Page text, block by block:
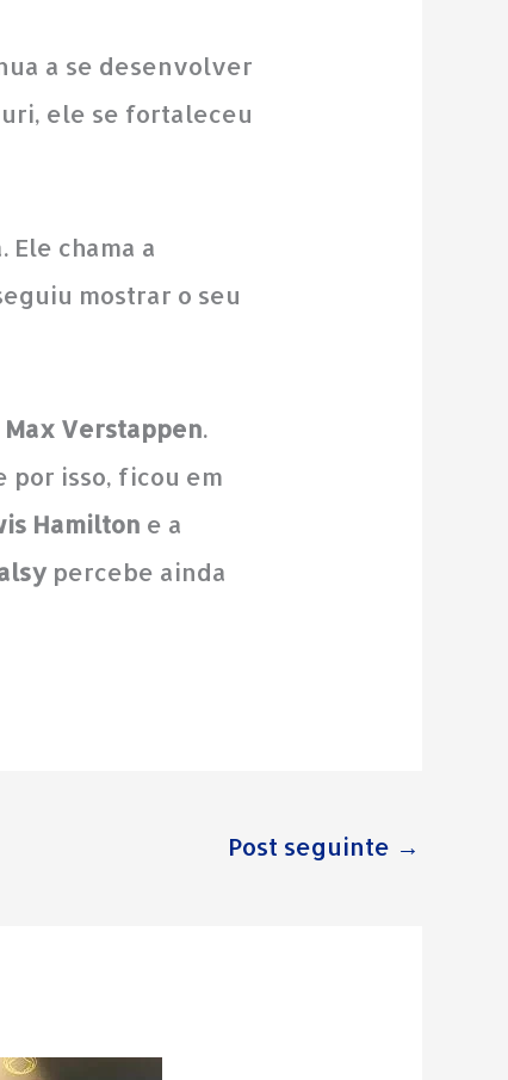
a se desenvolver
ele se fortaleceu
chama a
mostrar o seu
Max Verstappen.
por isso, ficou em
Hamilton e a
percebe ainda
Post seguinte →